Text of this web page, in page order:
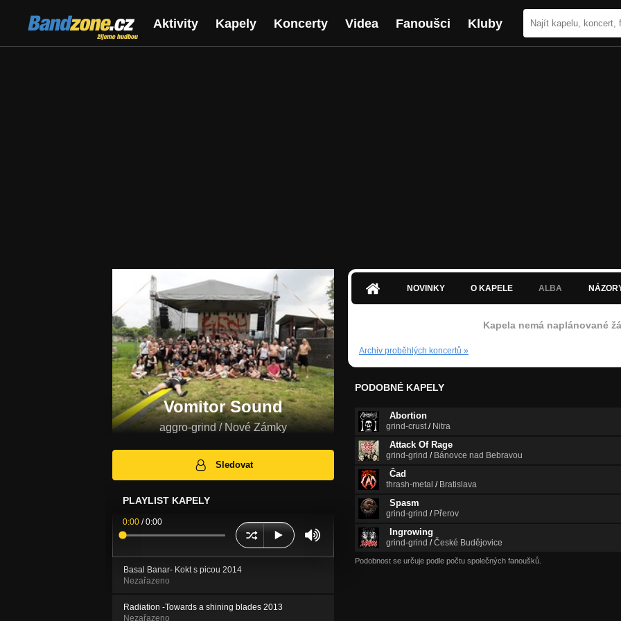
Bandzone.cz
žijeme hudbou
Aktivity Kapely Koncerty Videa Fanoušci Kluby
Vomitor Sound
aggro-grind / Nové Zámky
Sledovat
PLAYLIST KAPELY
0:00 /0:00
Basal Banar- Kokt s picou 2014
Nezařazeno
Radiation -Towards a shining blades 2013
Nezařazeno
NOVINKY O KAPELE ALBA
Kapela nemá naplánované
Archiv proběhlých koncertů »
PODOBNÉ KAPELY
Abortion
grind-crust/ Nitra
Attack Of Rage
grind-grind / Bánovce nad Bebravou
Čad
thrash-metal / Bratislava
Spasm
grind-grind / Přerov
Ingrowing
grind-grind /České Budějovice
Podobnost se určuje podle počtu společných fanoušků.